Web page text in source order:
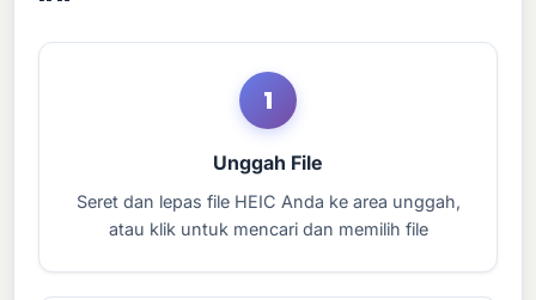
1
Unggah File
Seret dan lepas file HEIC Anda ke area unggah,
atau klik untuk mencari dan memilih file